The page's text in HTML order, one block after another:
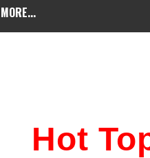
MORE...
Hot